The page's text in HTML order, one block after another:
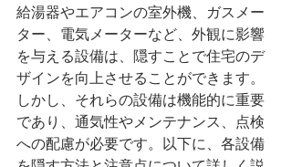
給湯器やエアコンの室外機、ガスメー
ター、電気メーターなど、外観に影響
を与える設備は、隠すことで住宅のデ
ザインを向上させることができます。
しかし、それらの設備は機能的に重要
であり、通気性やメンテナンス、点検
への配慮が必要です。以下に、各設備